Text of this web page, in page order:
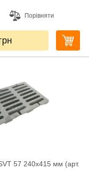
Порівняти
57 240х415 мм (арт.